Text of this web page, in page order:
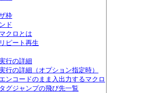
枠
ド
クロとは
ピート再生
行の詳細
行の詳細（オプション指定時）
ンコードのまま入出力するマクロ
グジャンプの飛び先一覧